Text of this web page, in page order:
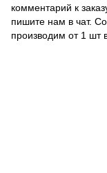
комментарий к
пишите нам в чат.
производим от 1 шт